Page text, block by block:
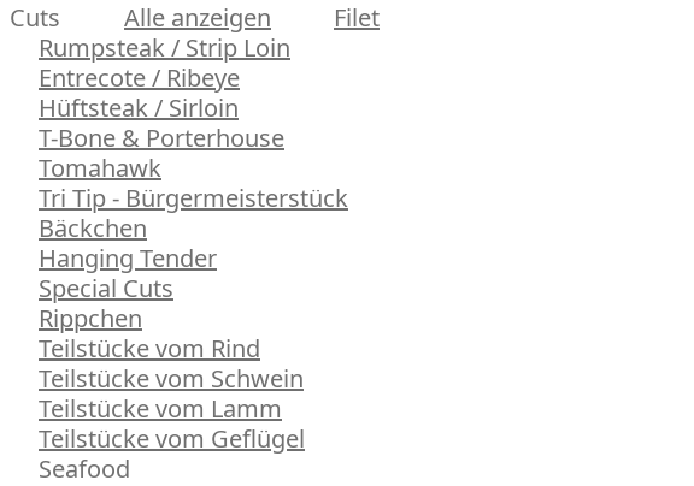
Cuts Alle anzeigen
Filet
Rumpsteak / Strip Loin
Entrecote / Ribeye
Hüftsteak / Sirloin
T-Bone & Porterhouse
Tomahawk
Tri Tip - Bürgermeisterstück
Bäckchen
Hanging Tender
Special Cuts
Rippchen
Teilstücke vom Rind
Teilstücke vom Schwein
Teilstücke vom Lamm
Teilstücke vom Geflügel
Seafood